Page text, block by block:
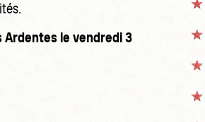
Ardentes le vendredi 3